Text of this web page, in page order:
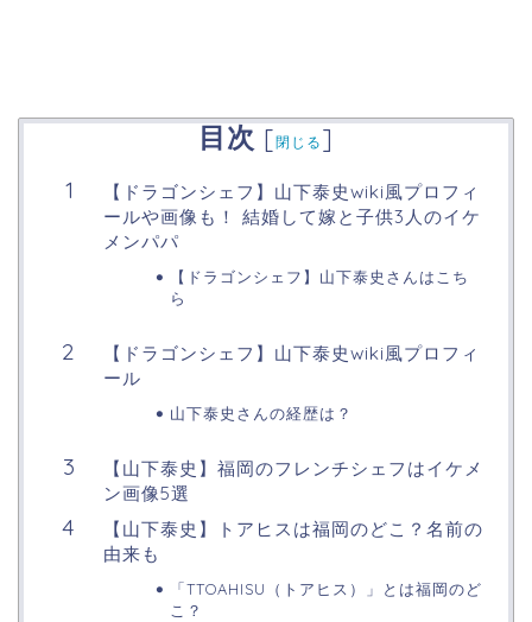
目次 [閉じる ]
【ドラゴンシェフ】山下泰史wiki風プロフィ
ールや画像も！ 結婚して嫁と子供3人のイケ
メンパパ
【ドラゴンシェフ】山下泰史さんはこち
ら
【ドラゴンシェフ】山下泰史wiki風プロフィ
ール
山下泰史さんの経歴は？
【山下泰史】福岡のフレンチシェフはイケメ
ン画像5選
【山下泰史】トアヒスは福岡のどこ？名前の
由来も
「TTOAHISU（トアヒス）」とは福岡のど
こ？